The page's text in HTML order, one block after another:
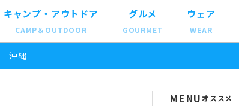
キャンプ・アウトドア
CAMP＆OUTDOOR
グルメ
GOURMET
ウェア
WEAR
沖縄
MENUオススメ